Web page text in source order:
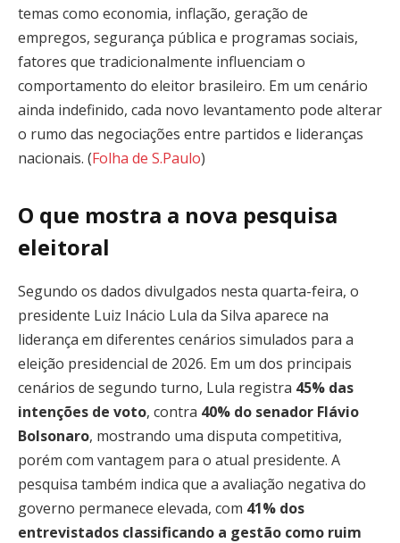
temas como economia, inflação, geração de
empregos, segurança pública e programas sociais,
fatores que tradicionalmente influenciam o
comportamento do eleitor brasileiro. Em um cenário
ainda indefinido, cada novo levantamento pode alterar
o rumo das negociações entre partidos e lideranças
nacionais. (Folha de S.Paulo)
O que mostra a nova pesquisa
eleitoral
Segundo os dados divulgados nesta quarta-feira, o
presidente Luiz Inácio Lula da Silva aparece na
liderança em diferentes cenários simulados para a
eleição presidencial de 2026. Em um dos principais
cenários de segundo turno, Lula registra 45% das
intenções de voto, contra 40% do senador Flávio
Bolsonaro, mostrando uma disputa competitiva,
porém com vantagem para o atual presidente. A
pesquisa também indica que a avaliação negativa do
governo permanece elevada, com 41% dos
entrevistados classificando a gestão como ruim